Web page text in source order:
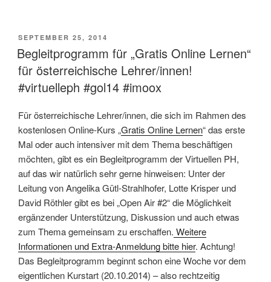
VERÖFFENTLICHT
AM
SEPTEMBER 25, 2014
Begleitprogramm für „Gratis Online Lernen“
für österreichische Lehrer/innen!
#virtuelleph #gol14 #imoox
Für österreichische Lehrer/innen, die sich im Rahmen des
kostenlosen Online-Kurs „Gratis Online Lernen“ das erste
Mal oder auch intensiver mit dem Thema beschäftigen
möchten, gibt es ein Begleitprogramm der Virtuellen PH,
auf das wir natürlich sehr gerne hinweisen: Unter der
Leitung von Angelika Gütl-Strahlhofer, Lotte Krisper und
David Röthler gibt es bei „Open Air #2“ die Möglichkeit
ergänzender Unterstützung, Diskussion und auch etwas
zum Thema gemeinsam zu erschaffen. Weitere
Informationen und Extra-Anmeldung bitte hier. Achtung!
Das Begleitprogramm beginnt schon eine Woche vor dem
eigentlichen Kurstart (20.10.2014) – also rechtzeitig